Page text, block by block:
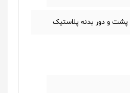
پشت و دور بدنه پلاستیک